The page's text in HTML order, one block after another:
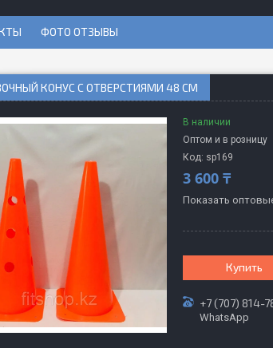
ФОТО ОТЗЫВЫ
КОНУС С ОТВЕРСТИЯМИ 48 СМ
В наличии
Оптом и в розницу
Код: sp169
3 600 ₸
Показать
Купить
+7 (707) 814-
WhatsApp